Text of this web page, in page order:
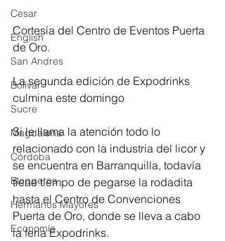
Cesar
English
San Andres
Bolívar
Sucre
Magdalena
Córdoba
Bloggeros
Hermanos Mayores
Economía
Cortesía del Centro de Eventos Puerta
de Oro.
La segunda edición de Expodrinks
culmina este domingo
Si le llama la atención todo lo
relacionado con la industria del licor y
se encuentra en Barranquilla, todavía
tiene tiempo de pegarse la rodadita
hasta el Centro de Convenciones
Puerta de Oro, donde se lleva a cabo
la feria Expodrinks.